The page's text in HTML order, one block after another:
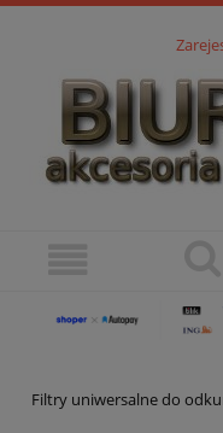
Filtry uniwersalne do